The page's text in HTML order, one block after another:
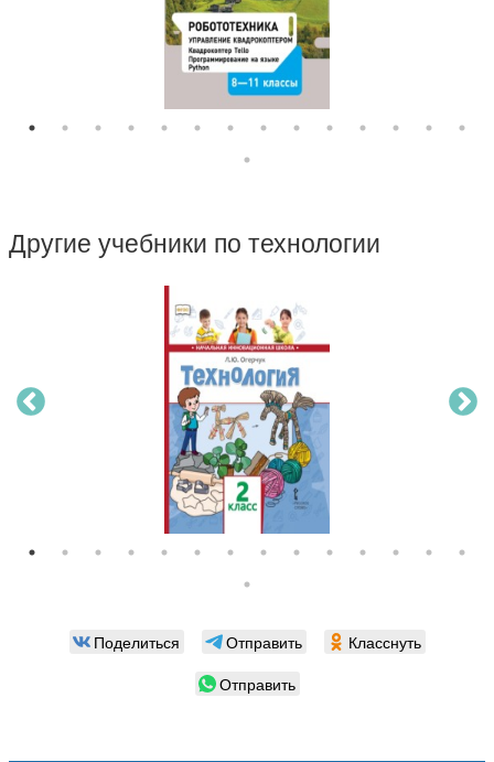
Другие учебники по технологии
Поделиться Отправить
Класснуть
Отправить